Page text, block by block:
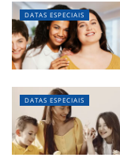
DATAS ESPECIAIS
DATAS ESPECIAIS